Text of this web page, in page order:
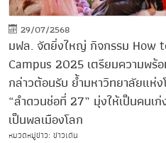
29/07/2568
มฟล. จัดยิ่งใหญ่ กิจกรรม How
Campus 2025 เตรียมความพร้
กล่าวต้อนรับ ย้ำมหาวิทยาลัยแห่
“ลำดวนช่อที่ 27” มุ่งให้เป็นคนเ
เป็นพลเมืองโลก
หมวดหมู่ข่าว: ข่าวเด่น